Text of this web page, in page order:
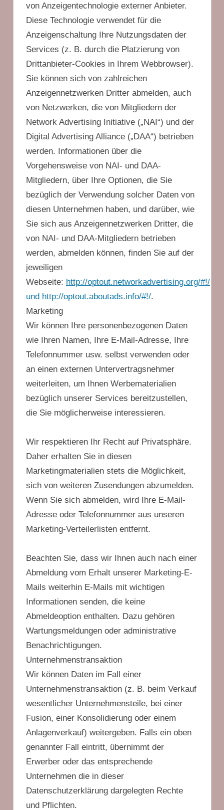
von Anzeigentechnologie externer Anbieter.
Diese Technologie verwendet für die
Anzeigenschaltung Ihre Nutzungsdaten der
Services (z. B. durch die Platzierung von
Drittanbieter-Cookies in Ihrem Webbrowser).
Sie können sich von zahlreichen
Anzeigennetzwerken Dritter abmelden, auch
von Netzwerken, die von Mitgliedern der
Network Advertising Initiative („NAI“) und der
Digital Advertising Alliance („DAA“) betrieben
werden. Informationen über die
Vorgehensweise von NAI- und DAA-
Mitgliedern, über Ihre Optionen, die Sie
bezüglich der Verwendung solcher Daten von
diesen Unternehmen haben, und darüber, wie
Sie sich aus Anzeigennetzwerken Dritter, die
von NAI- und DAA-Mitgliedern betrieben
werden, abmelden können, finden Sie auf der
jeweiligen
Webseite: http://optout.networkadvertising.org/#!/
und http://optout.aboutads.info/#!/.
Marketing
Wir können Ihre personenbezogenen Daten
wie Ihren Namen, Ihre E-Mail-Adresse, Ihre
Telefonnummer usw. selbst verwenden oder
an einen externen Untervertragsnehmer
weiterleiten, um Ihnen Werbematerialien
bezüglich unserer Services bereitzustellen,
die Sie möglicherweise interessieren.
Wir respektieren Ihr Recht auf Privatsphäre.
Daher erhalten Sie in diesen
Marketingmaterialien stets die Möglichkeit,
sich von weiteren Zusendungen abzumelden.
Wenn Sie sich abmelden, wird Ihre E-Mail-
Adresse oder Telefonnummer aus unseren
Marketing-Verteilerlisten entfernt.
Beachten Sie, dass wir Ihnen auch nach einer
Abmeldung vom Erhalt unserer Marketing-E-
Mails weiterhin E-Mails mit wichtigen
Informationen senden, die keine
Abmeldeoption enthalten. Dazu gehören
Wartungsmeldungen oder administrative
Benachrichtigungen.
Unternehmenstransaktion
Wir können Daten im Fall einer
Unternehmenstransaktion (z. B. beim Verkauf
wesentlicher Unternehmensteile, bei einer
Fusion, einer Konsolidierung oder einem
Anlagenverkauf) weitergeben. Falls ein oben
genannter Fall eintritt, übernimmt der
Erwerber oder das entsprechende
Unternehmen die in dieser
Datenschutzerklärung dargelegten Rechte
und Pflichten.